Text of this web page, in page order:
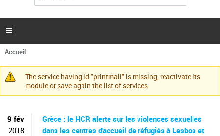
l
c
h

Vous
êtes
ici
Accueil
Message
d'avertissement
The service having id "printmail" is missing, reactivate its
module or save again the list of services.
9 fév
2018
Grèce : le HCR alerte sur les violences sexuelles
dans les centres d'accueil de réfugiés à Lesbos et